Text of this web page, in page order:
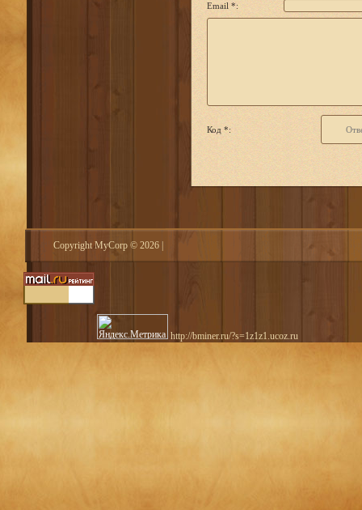
Email *:
Код *:
Copyright MyCorp © 2026
http://bminer.ru/?s=1z1z1.ucoz.ru